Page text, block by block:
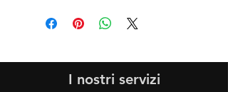
I nostri servizi